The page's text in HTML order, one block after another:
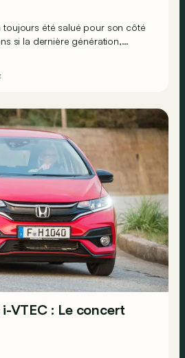
toujours été salué pour son côté
si la dernière génération,
VTEC : Le concert